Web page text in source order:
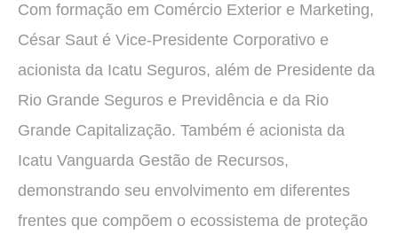
Com formação em Comércio Exterior e Marketing,
César Saut é Vice-Presidente Corporativo e
acionista da Icatu Seguros, além de Presidente da
Rio Grande Seguros e Previdência e da Rio
Grande Capitalização. Também é acionista da
Icatu Vanguarda Gestão de Recursos,
demonstrando seu envolvimento em diferentes
frentes que compõem o ecossistema de proteção